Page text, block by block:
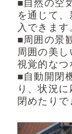
を通じて
入できます
■周囲の景
周囲の美し
視覚的なつ
■自動開閉
り、状況
閉めたりで